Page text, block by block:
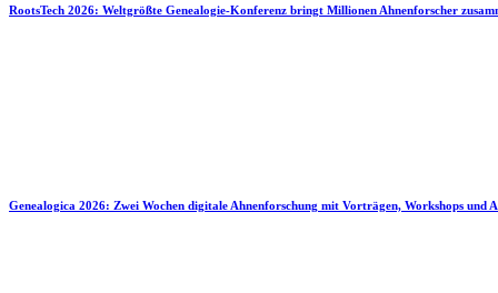
RootsTech 2026: Weltgrößte Genealogie-Konferenz bringt Millionen Ahnenforscher
Genealogica 2026: Zwei Wochen digitale Ahnenforschung mit Vorträgen, Workshops und